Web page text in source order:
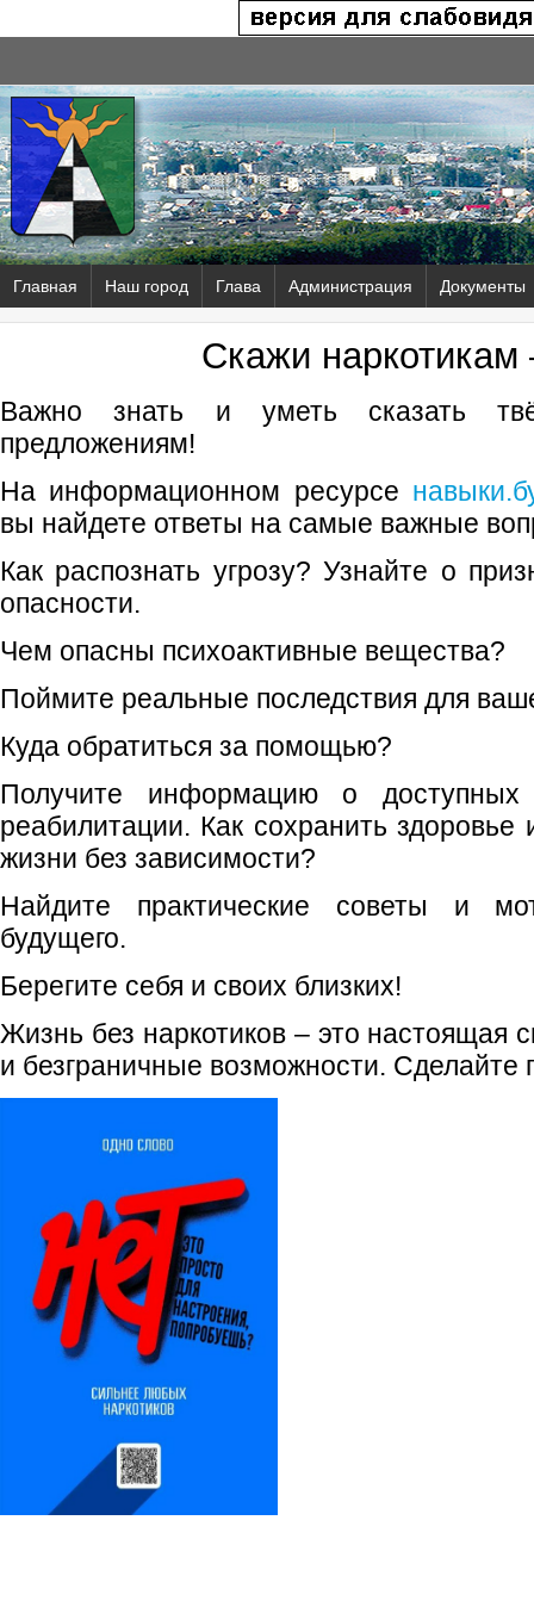
Главная Наш город Глава Администрация Документы
Скажи
Важно знать и уметь сказать
предложениям!
На информационном ресурсе
вы найдете ответы на самые важные
Как распознать угрозу? Узнайте о
опасности.
Чем опасны психоактивные вещества?
Поймите реальные последствия для
Куда обратиться за помощью?
Получите информацию о доступных
реабилитации. Как сохранить здоровье
жизни без зависимости?
Найдите практические советы и
будущего.
Берегите себя и своих близких!
Жизнь без наркотиков – это настоящая
и безграничные возможности.